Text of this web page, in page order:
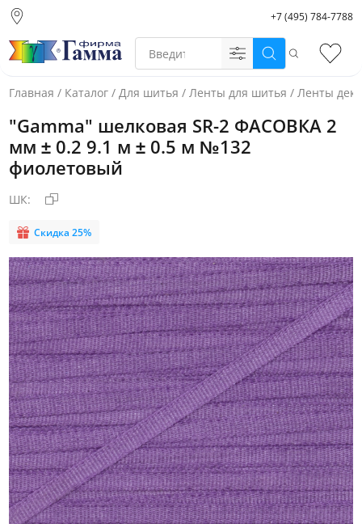
склад)
Санкт-Петербург
Екатеринбург
+7 (495) 784-7788
Поиск
Главная / Каталог / Для шитья / Ленты для шитья / Ленты
Фото товара
"Gamma" шелковая SR-2 ФАСОВКА 2
мм ± 0.2 9.1 м ± 0.5 м №132
фиолетовый
ШК:
Скидка 25%